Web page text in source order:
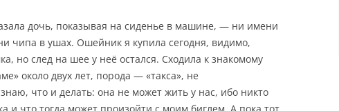
дочь, показывая на сиденье в машине, — ни имени
чипа в ушах. Ошейник я купила сегодня, видимо,
но след на шее у неё остался. Сходила к знакомому
около двух лет, порода — «такса», не
что и делать: она не может жить у нас, ибо никто